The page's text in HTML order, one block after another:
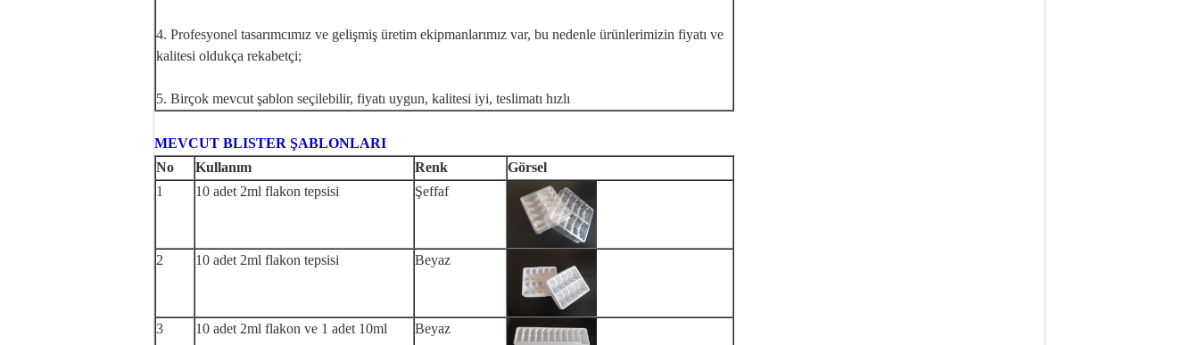
4. Profesyonel tasarımcımız ve gelişmiş üretim ekipmanlarımız var, bu nedenle ürünlerimizin fiyatı ve
kalitesi oldukça rekabetçi;
5. Birçok mevcut şablon seçilebilir, fiyatı uygun, kalitesi iyi, teslimatı hızlı
MEVCUT BLISTER ŞABLONLARI
No
Kullanım Renk
Görsel
1
10 adet 2ml flakon tepsisi Şeffaf
2 10 adet 2ml flakon tepsisi Beyaz
3
10 adet 2ml flakon ve 1 adet 10ml
Beyaz